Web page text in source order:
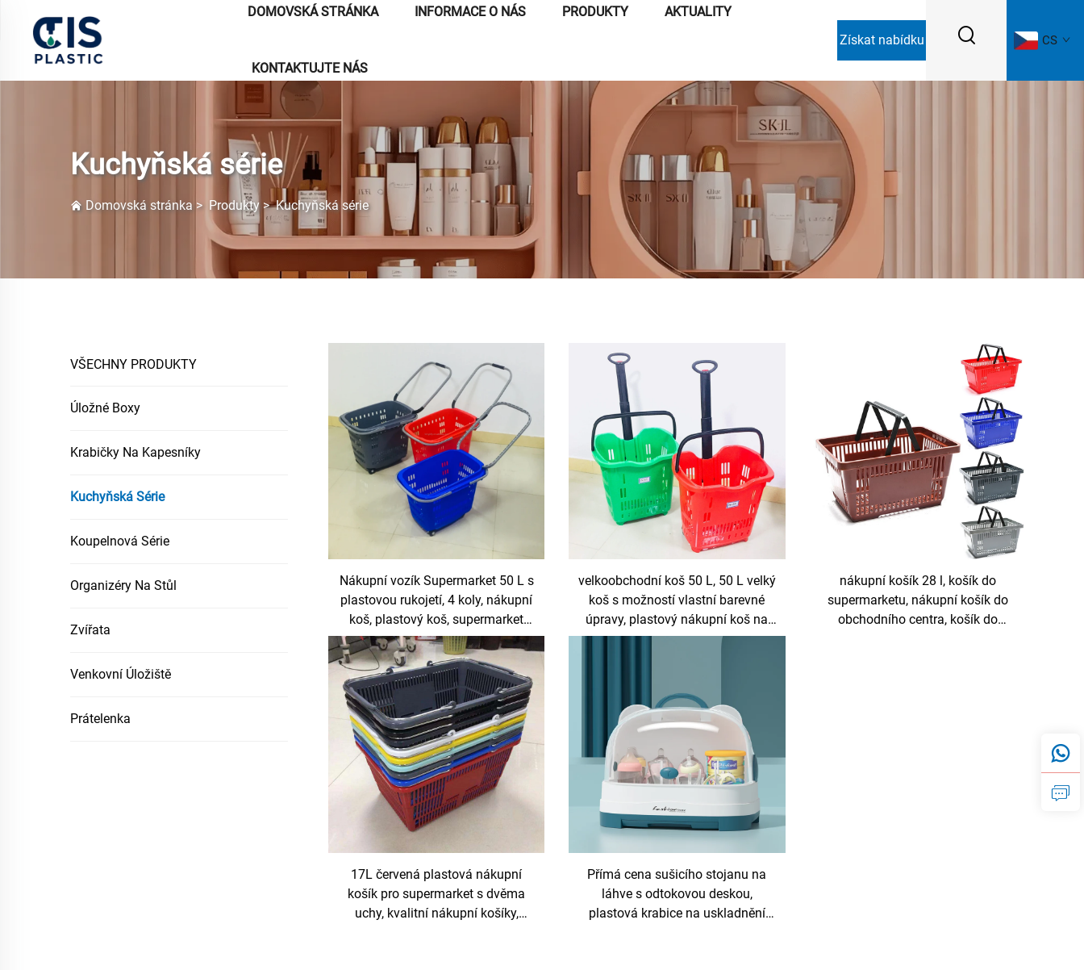
DOMOVSKÁ STRÁNKA INFORMACE O NÁS PRODUKTY AKTUALITY
KONTAKTUJTE NÁS
Získat nabídku CS
Kuchyňská série
Domovská stránka > Produkty >Kuchyňská série
VŠECHNY PRODUKTY
Úložné Boxy
Krabičky Na Kapesníky
Kuchyňská Série
Koupelnová Série
Organizéry Na Stůl
Zvířata
Venkovní Úložiště
Prátelenka
Nákupní vozík Supermarket 50 L s
plastovou rukojetí, 4 koly, nákupní
koš, plastový koš, supermarket
nákupní koš
velkoobchodní koš 50 L, 50 L velký
koš s možností vlastní barevné
úpravy, plastový nákupní koš na
vozíku se 2 koly
nákupní košík 28 l, košík do
supermarketu, nákupní košík do
obchodního centra, košík do
17L červená plastová nákupní
košík pro supermarket s dvěma
uchy, kvalitní nákupní košíky,
Přímá cena sušicího stojanu na
láhve s odtokovou deskou,
plastová krabice na uskladnění